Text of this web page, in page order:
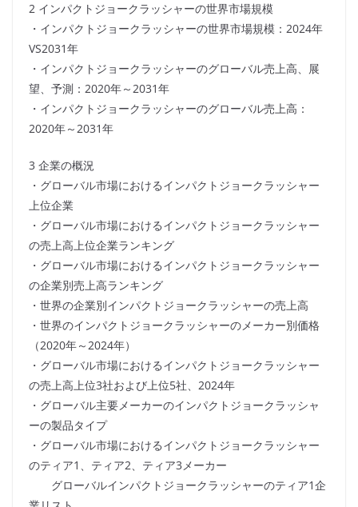
2 インパクトジョークラッシャーの世界市場規模
・インパクトジョークラッシャーの世界市場規模：2024年
VS2031年
・インパクトジョークラッシャーのグローバル売上高、展
望、予測：2020年～2031年
・インパクトジョークラッシャーのグローバル売上高：
2020年～2031年
3 企業の概況
・グローバル市場におけるインパクトジョークラッシャー
上位企業
・グローバル市場におけるインパクトジョークラッシャー
の売上高上位企業ランキング
・グローバル市場におけるインパクトジョークラッシャー
の企業別売上高ランキング
・世界の企業別インパクトジョークラッシャーの売上高
・世界のインパクトジョークラッシャーのメーカー別価格
（2020年～2024年）
・グローバル市場におけるインパクトジョークラッシャー
の売上高上位3社および上位5社、2024年
・グローバル主要メーカーのインパクトジョークラッシャ
ーの製品タイプ
・グローバル市場におけるインパクトジョークラッシャー
のティア1、ティア2、ティア3メーカー
グローバルインパクトジョークラッシャーのティア1企